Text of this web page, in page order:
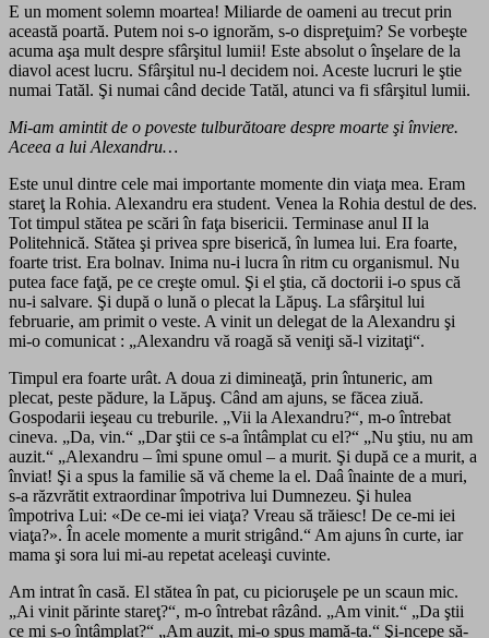
E un moment solemn moartea! Miliarde de oameni au trecut prin
această poartă. Putem noi s-o ignorăm, s-o dispreţuim? Se vorbeşte
acuma aşa mult despre sfârşitul lumii! Este absolut o înşelare de la
diavol acest lucru. Sfârşitul nu-l decidem noi. Aceste lucruri le ştie
numai Tatăl. Şi numai când decide Tatăl, atunci va fi sfârşitul lumii.
Mi-am amintit de o poveste tulburătoare despre moarte şi înviere.
Aceea a lui Alexandru…
Este unul dintre cele mai importante momente din viaţa mea. Eram
stareţ la Rohia. Alexandru era student. Venea la Rohia destul de des.
Tot timpul stătea pe scări în faţa bisericii. Terminase anul II la
Politehnică. Stătea şi privea spre biserică, în lumea lui. Era foarte,
foarte trist. Era bolnav. Inima nu-i lucra în ritm cu organismul. Nu
putea face faţă, pe ce creşte omul. Şi el ştia, că doctorii i-o spus că
nu-i salvare. Şi după o lună o plecat la Lăpuş. La sfârşitul lui
februarie, am primit o veste. A vinit un delegat de la Alexandru şi
mi-o comunicat : „Alexandru vă roagă să veniţi să-l vizitaţi“.
Timpul era foarte urât. A doua zi dimineaţă, prin întuneric, am
plecat, peste pădure, la Lăpuş. Când am ajuns, se făcea ziuă.
Gospodarii ieşeau cu treburile. „Vii la Alexandru?“, m-o întrebat
cineva. „Da, vin.“ „Dar ştii ce s-a întâmplat cu el?“ „Nu ştiu, nu am
auzit.“ „Alexandru – îmi spune omul – a murit. Şi după ce a murit, a
înviat! Şi a spus la familie să vă cheme la el. Daâ înainte de a muri,
s-a răzvrătit extraordinar împotriva lui Dumnezeu. Şi hulea
împotriva Lui: «De ce-mi iei viaţa? Vreau să trăiesc! De ce-mi iei
viaţa?». În acele momente a murit strigând.“ Am ajuns în curte, iar
mama şi sora lui mi-au repetat aceleaşi cuvinte.
Am intrat în casă. El stătea în pat, cu picioruşele pe un scaun mic.
„Ai vinit părinte stareţ?“, m-o întrebat râzând. „Am vinit.“ „Da ştii
ce mi s-o întâmplat?“ „Am auzit, mi-o spus mamă-ta.“ Şi-ncepe să-